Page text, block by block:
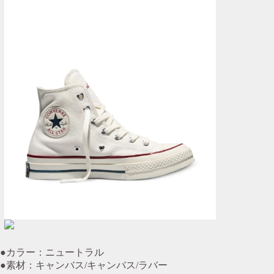
●カラー：ニュートラル
●素材：キャンバス/キャンバス/ラバー